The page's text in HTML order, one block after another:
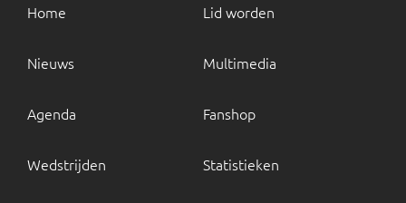
Home
Nieuws
Agenda
Wedstrijden
Lid worden
Multimedia
Fanshop
Statistieken